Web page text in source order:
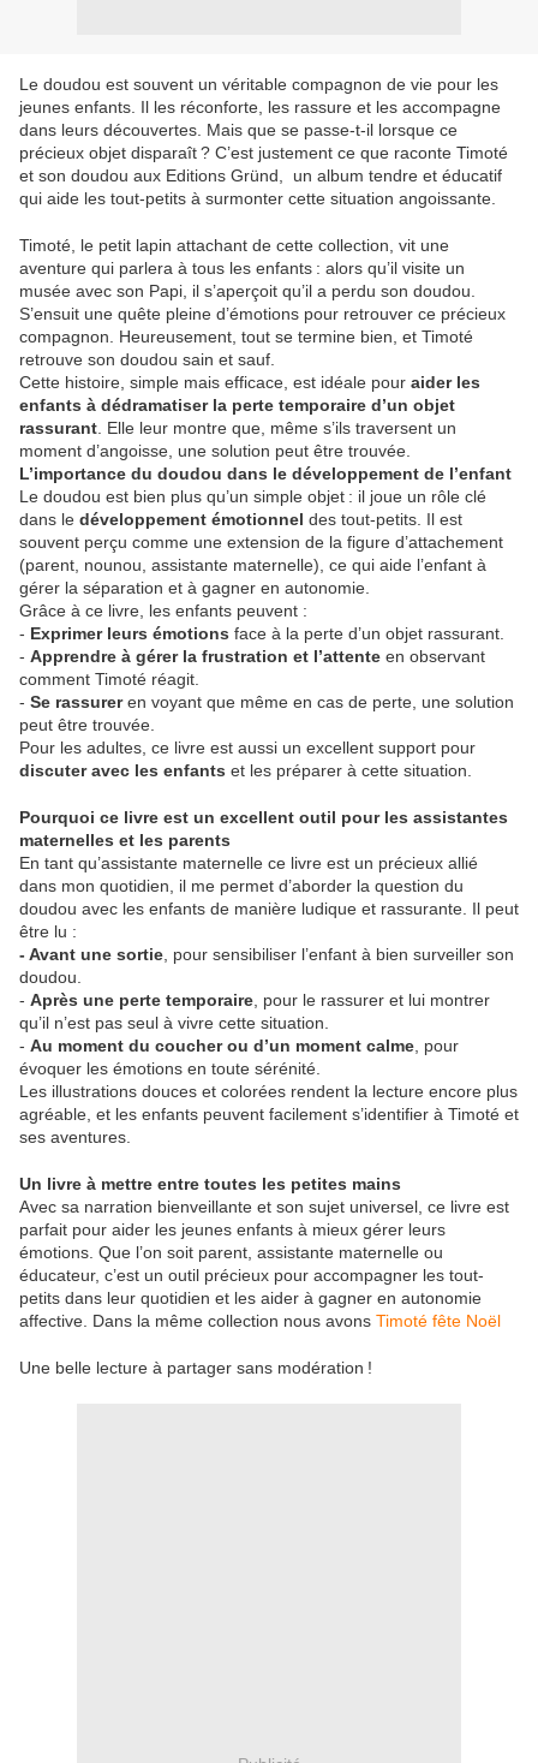
Le doudou est souvent un véritable compagnon de vie pour les
jeunes enfants. Il les réconforte, les rassure et les accompagne
dans leurs découvertes. Mais que se passe-t-il lorsque ce
précieux objet disparaît ? C’est justement ce que raconte Timoté
et son doudou aux Editions Gründ, un album tendre et éducatif
qui aide les tout-petits à surmonter cette situation angoissante.
Timoté, le petit lapin attachant de cette collection, vit une
aventure qui parlera à tous les enfants : alors qu’il visite un
musée avec son Papi, il s’aperçoit qu’il a perdu son doudou.
S’ensuit une quête pleine d’émotions pour retrouver ce précieux
compagnon. Heureusement, tout se termine bien, et Timoté
retrouve son doudou sain et sauf.
Cette histoire, simple mais efficace, est idéale pour aider les
enfants à dédramatiser la perte temporaire d’un objet
rassurant . Elle leur montre que, même s’ils traversent un
moment d’angoisse, une solution peut être trouvée.
L’importance du doudou dans le développement de l’enfant
Le doudou est bien plus qu’un simple objet : il joue un rôle clé
dans le développement émotionnel des tout-petits. Il est
souvent perçu comme une extension de la figure d’attachement
(parent, nounou, assistante maternelle), ce qui aide l’enfant à
gérer la séparation et à gagner en autonomie.
Grâce à ce livre, les enfants peuvent :
- Exprimer leurs émotions face à la perte d’un objet rassurant.
- Apprendre à gérer la frustration et l’attente en observant
comment Timoté réagit.
- Se rassureren voyant que même en cas de perte, une solution
peut être trouvée.
Pour les adultes, ce livre est aussi un excellent support pour
discuter avec les enfants et les préparer à cette situation.
Pourquoi ce livre est un excellent outil pour les assistantes
maternelles et les parents
En tant qu’assistante maternelle ce livre est un précieux allié
dans mon quotidien, il me permet d’aborder la question du
doudou avec les enfants de manière ludique et rassurante. Il peut
être lu :
- Avant une sortie , pour sensibiliser l’enfant à bien surveiller son
doudou.
- Après une perte temporaire , pour le rassurer et lui montrer
qu’il n’est pas seul à vivre cette situation.
- Au moment du coucher ou d’un moment calme , pour
évoquer les émotions en toute sérénité.
Les illustrations douces et colorées rendent la lecture encore plus
agréable, et les enfants peuvent facilement s’identifier à Timoté et
ses aventures.
Un livre à mettre entre toutes les petites mains
Avec sa narration bienveillante et son sujet universel, ce livre est
parfait pour aider les jeunes enfants à mieux gérer leurs
émotions. Que l’on soit parent, assistante maternelle ou
éducateur, c’est un outil précieux pour accompagner les tout-
petits dans leur quotidien et les aider à gagner en autonomie
affective. Dans la même collection nous avons Timoté fête Noël
Une belle lecture à partager sans modération !